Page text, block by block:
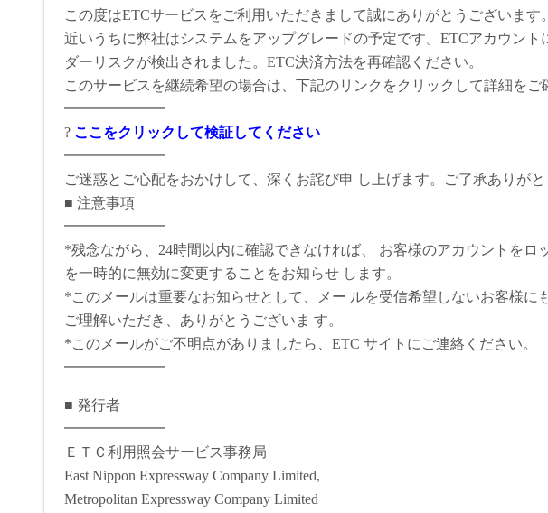
この度はETCサービスをご利用いただきまして誠にありがとうございます。
近いうちに弊社はシステムをアップグレードの予定です。ETCアカウント
ダーリスクが検出されました。ETC決済方法を再確認ください。
このサービスを継続希望の場合は、下記のリンクをクリックして詳細をご
━━━━━━━
? ここをクリックして検証してください
━━━━━━━
ご迷惑とご心配をおかけして、深くお詫び申 し上げます。ご了承ありがと
■ 注意事項
━━━━━━━
*残念ながら、24時間以内に確認できなければ、 お客様のアカウントをロ
を一時的に無効に変更することをお知らせ します。
*このメールは重要なお知らせとして、メー ルを受信希望しないお客様に
ご理解いただき、ありがとうございま す。
*このメールがご不明点がありましたら、ETC サイトにご連絡ください。
━━━━━━━
■ 発行者
━━━━━━━
ＥＴＣ利用照会サービス事務局
East Nippon Expressway Company Limited,
Metropolitan Expressway Company Limited